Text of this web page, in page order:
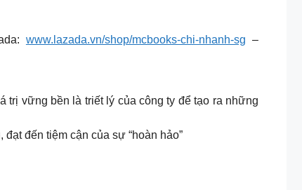
www.lazada.vn/shop/mcbooks-chi-nhanh-sg –
vững bền là triết lý của công ty để tạo ra những
đến tiệm cận của sự “hoàn hảo”